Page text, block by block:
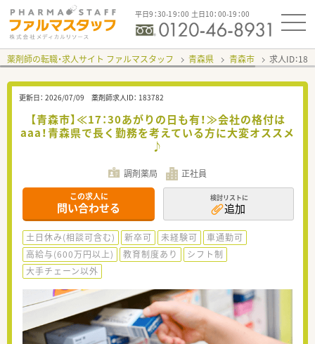
平日9：30-19：00 土日10：00-19：00
薬剤師の転職・求人サイト ファルマスタッフ 青森県 青森市 求人ID：
更新日： 2026/07/09 薬剤師求人ID： 183782
【青森市】≪17：30あがりの日も有！≫会社の格付は
aaa！青森県で長く勤務を考えている方に大変オススメ
♪
調剤薬局 正社員
この求人に
問い合わせる
検討リストに
追加
土日休み(相談可含む) 新卒可 未経験可
車通勤可
高給与(600万円以上)
教育制度あり
シフト制
大手チェーン以外